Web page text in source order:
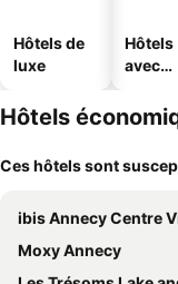
Hôtels de
luxe
Hôtels
avec
Hôtels
Ces hôtels sont
ibis Annecy Centre
Moxy Annecy